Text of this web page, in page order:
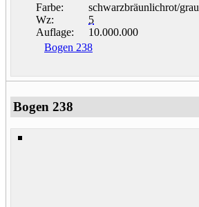
Farbe:
schwarzbräunlichrot/grau
Wz:
5
Auflage:
10.000.000
Bogen 238
Bogen 238